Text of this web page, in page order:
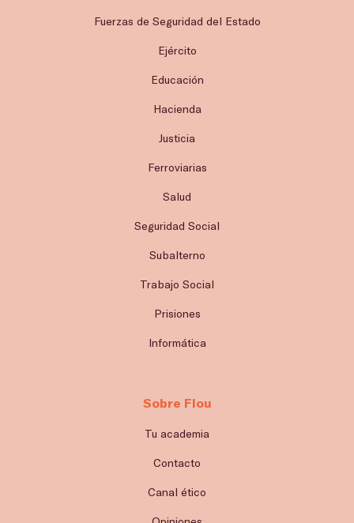
Fuerzas de Seguridad del Estado
Ejército
Educación
Hacienda
Justicia
Ferroviarias
Salud
Seguridad Social
Subalterno
Trabajo Social
Prisiones
Informática
Sobre Flou
Tu academia
Contacto
Canal ético